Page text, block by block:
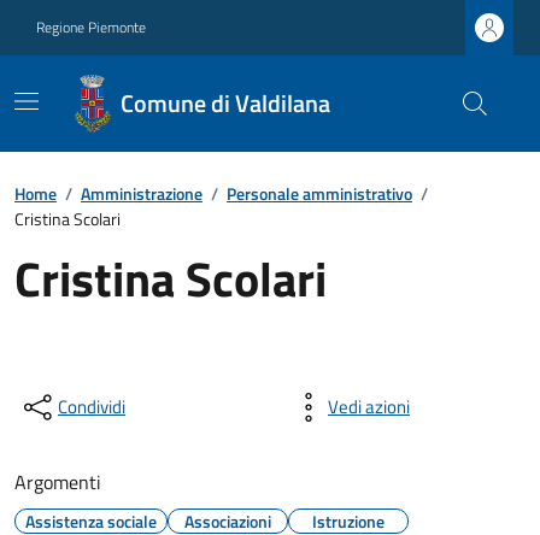
Regione Piemonte
Comune di Valdilana
Home / Amministrazione / Personale amministrativo /
Cristina Scolari
Cristina Scolari
Condividi Vedi azioni
Argomenti
Assistenza sociale Associazioni
Istruzione